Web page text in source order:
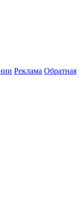
Реклама Обратная